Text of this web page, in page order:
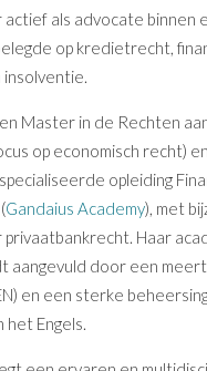
als advocate binnen
op kredietrecht,
insolventie.
Master in de Rechten
op economisch recht)
opleiding
Gandaius Academy), met
Haar
aangevuld door een
en een sterke
het Engels.